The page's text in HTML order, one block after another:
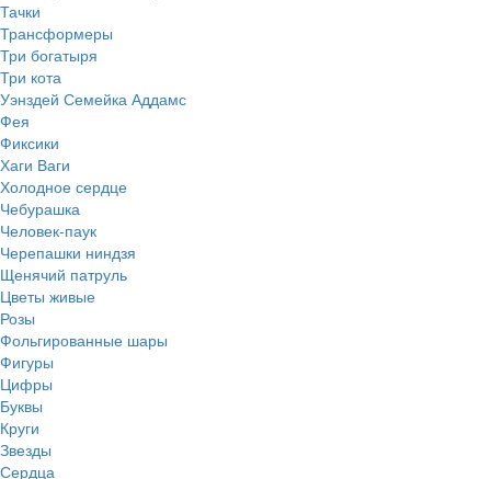
Тачки
Трансформеры
Три богатыря
Три кота
Уэнздей Семейка Аддамс
Фея
Фиксики
Хаги Ваги
Холодное сердце
Чебурашка
Человек-паук
Черепашки ниндзя
Щенячий патруль
Цветы живые
Розы
Фольгированные шары
Фигуры
Цифры
Буквы
Круги
Звезды
Сердца